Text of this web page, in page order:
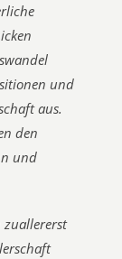
und
aus.
den
und
zuallererst